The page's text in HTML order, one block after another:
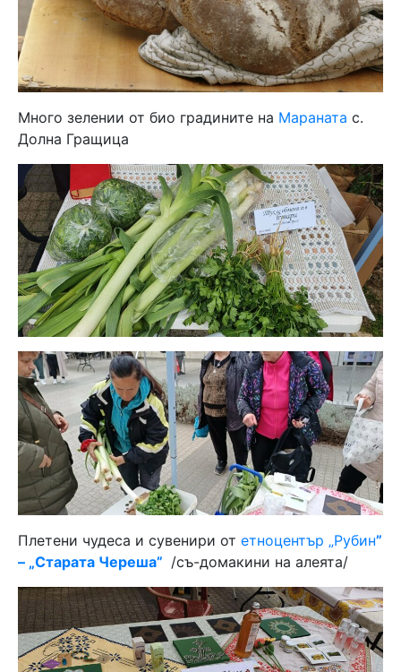
Много зелении от био градините на Мараната с.
Долна Гращица
Плетени чудеса и сувенири от етноцентър „Рубин”
– „Старата Череша” /съ-домакини на алеята/